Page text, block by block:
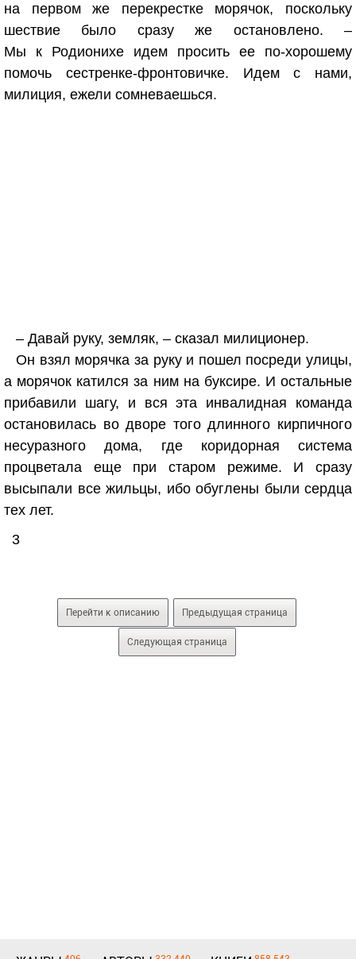
на первом же перекрестке морячок, поскольку
шествие было сразу же остановлено. –
Мы к Родионихе идем просить ее по-хорошему
помочь сестренке-фронтовичке. Идем с нами,
милиция, ежели сомневаешься.
– Давай руку, земляк, – сказал милиционер.
Он взял морячка за руку и пошел посреди улицы,
а морячок катился за ним на буксире. И остальные
прибавили шагу, и вся эта инвалидная команда
остановилась во дворе того длинного кирпичного
несуразного дома, где коридорная система
процветала еще при старом режиме. И сразу
высыпали все жильцы, ибо обуглены были сердца
тех лет.
3
Перейти к описанию Предыдущая страница
Следующая страница